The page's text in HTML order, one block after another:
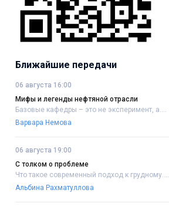
Ближайшие передачи
06 августа 16:00
Мифы и легенды нефтяной отрасли
Базовые кафедры – это не эксперимент, а....
Варвара Немова
06 августа 19:00
С толком о проблеме
Что такое современный подход к грудному....
Альбина Рахматуллова